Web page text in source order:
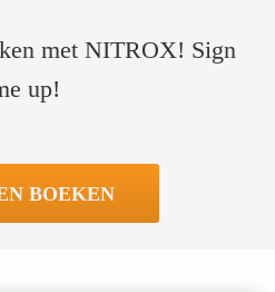
met NITROX! Sign
up!
BOEKEN